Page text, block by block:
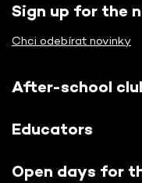
Sign up for the
Chci odebírat novinky
After-school
Educators
Open days for